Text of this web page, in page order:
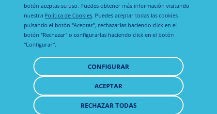
Aviso legal
Política de
privacidad
Política de
© 2021 Todos los derechos reservados
botón aceptas su uso. Puedes obtener más información visitando
nuestra Política de Cookies. Puedes aceptar todas las cookies
pulsando el botón "Aceptar", rechazarlas haciendo click en el
botón "Rechazar" o configurarlas haciendo click en el botón
"Configurar".
CONFIGURAR
ACEPTAR
CONSENTIMIENTO
RECHAZAR TODAS